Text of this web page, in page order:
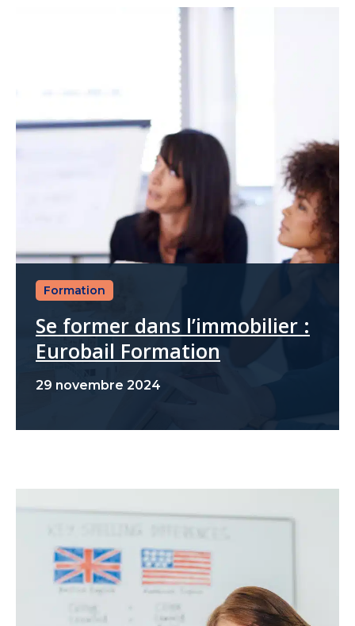
Formation
Se former dans l’immobilier :
Eurobail Formation
29 novembre 2024